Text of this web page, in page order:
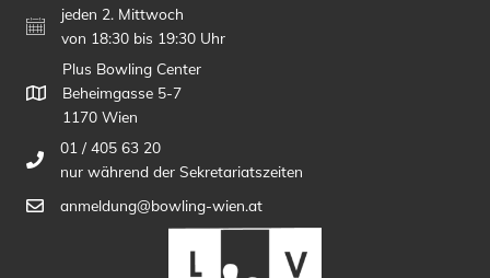
jeden 2. Mittwoch
von 18:30 bis 19:30 Uhr
Plus Bowling Center
Beheimgasse 5-7
1170 Wien
01 / 405 63 20
nur während der Sekretariatszeiten
anmeldung@bowling-wien.at